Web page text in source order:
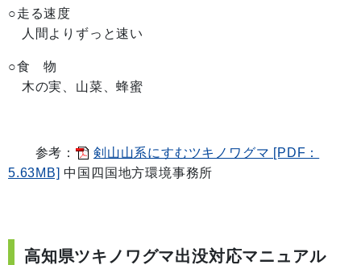
○走る速度
人間よりずっと速い
○食 物
木の実、山菜、蜂蜜
参考：
剣山山系にすむツキノワグマ [PDF：
5.63MB] 中国四国地方環境事務所
高知県ツキノワグマ出没対応マニュアル